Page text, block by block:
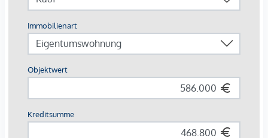
CO²-neutrale Energieversorgung durch Geothermie &
253 Wohnungen von 34 – 108 m²
Jede Einheit mit Außenfläche
Perfekte Innenstadtlage mit Natur, Kultur und Kulinarik
Beim Kauf einer 3- oder 4-Zimmerwohnung kann ein Kfz-